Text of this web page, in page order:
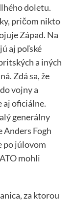
doletu.
pričom nikto
Západ. Na
aj poľské
a iných
Zdá sa, že
vojny a
aj oficiálne.
generálny
Fogh
po júlovom
mohli
za ktorou